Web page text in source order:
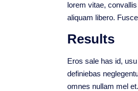
lorem vitae,
aliquam libero.
Results
Eros sale has id,
definiebas
omnes nullam mel